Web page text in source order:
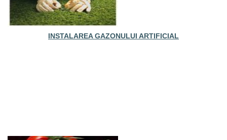
INSTALAREA GAZONULUI ARTIFICIAL